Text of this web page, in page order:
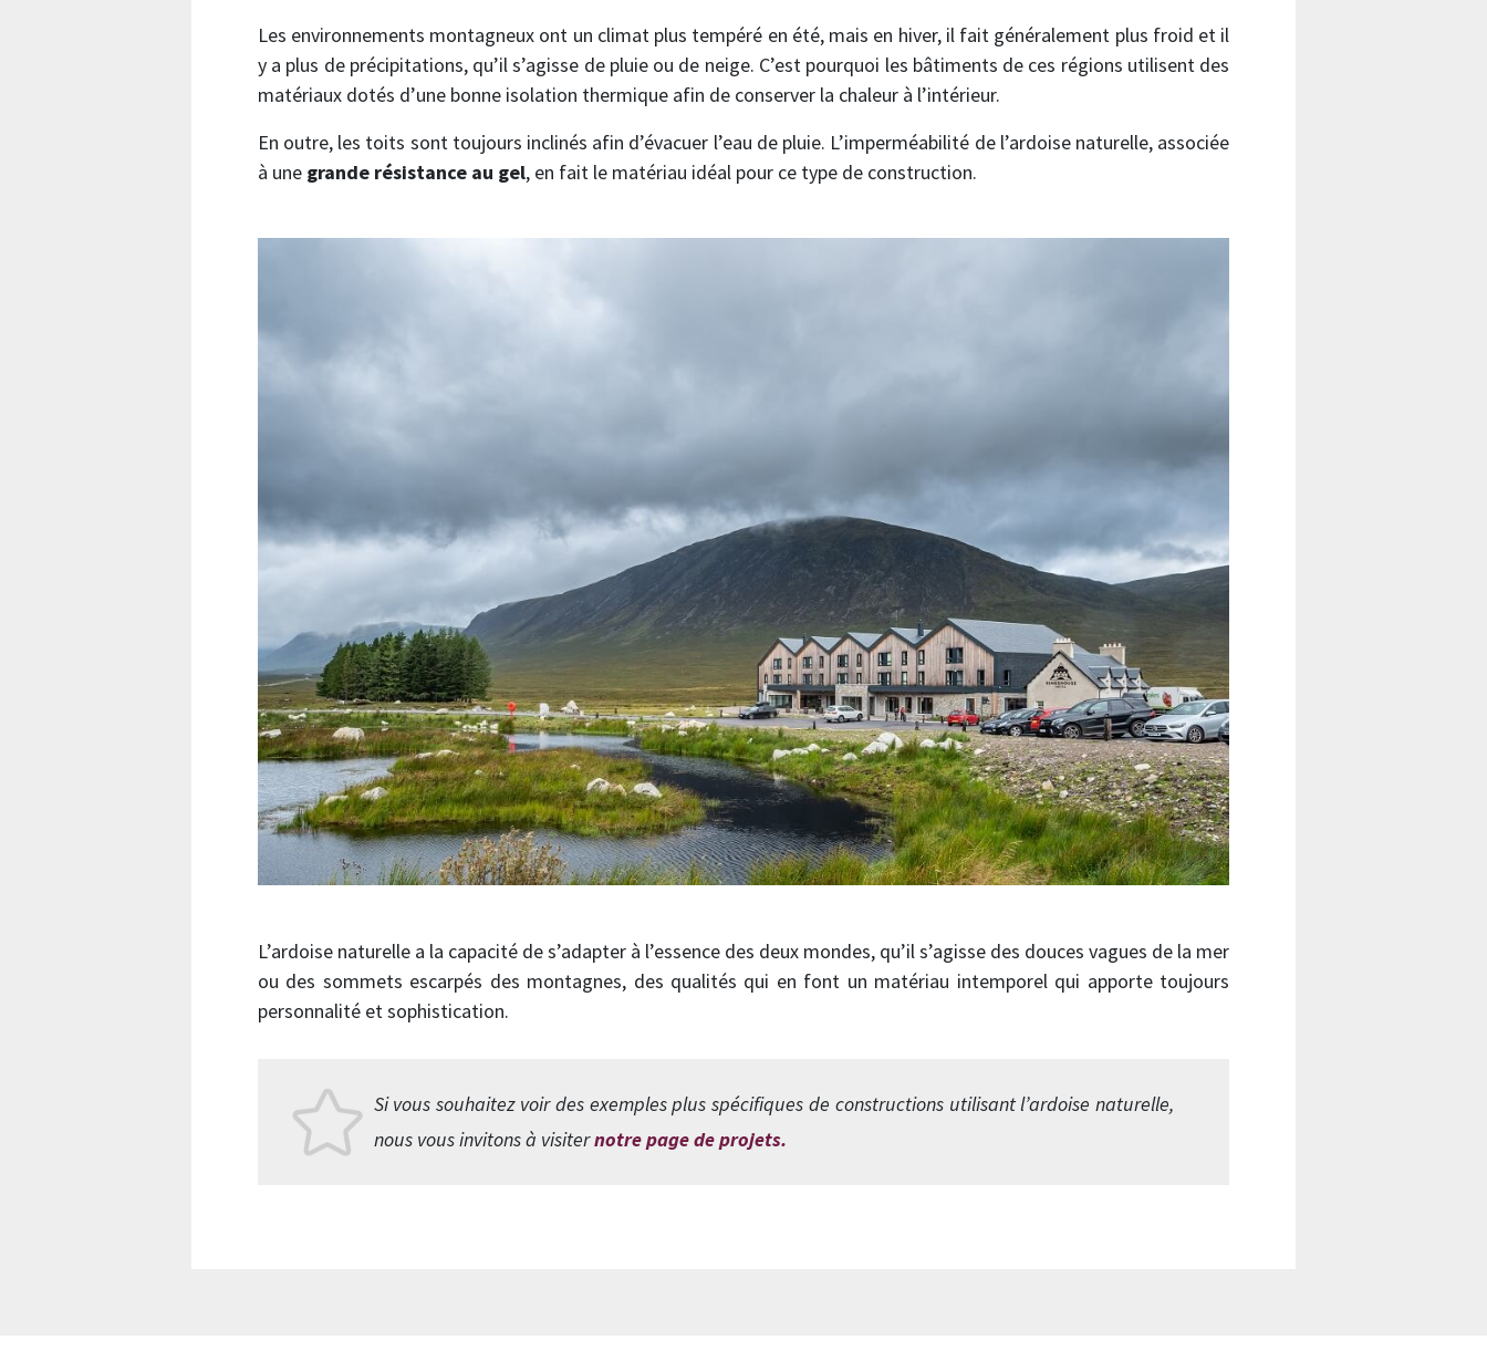
Les environnements montagneux ont un climat plus tempéré en été, mais en hiver, il fait généralement plus froid et il
y a plus de précipitations, qu’il s’agisse de pluie ou de neige. C’est pourquoi les bâtiments de ces régions utilisent des
matériaux dotés d’une bonne isolation thermique afin de conserver la chaleur à l’intérieur.
En outre, les toits sont toujours inclinés afin d’évacuer l’eau de pluie. L’imperméabilité de l’ardoise naturelle, associée
à une grande résistance au gel, en fait le matériau idéal pour ce type de construction.
L’ardoise naturelle a la capacité de s’adapter à l’essence des deux mondes, qu’il s’agisse des douces vagues de la mer
ou des sommets escarpés des montagnes, des qualités qui en font un matériau intemporel qui apporte toujours
personnalité et sophistication.
Si vous souhaitez voir des exemples plus spécifiques de constructions utilisant l’ardoise naturelle,
nous vous invitons à visiternotre page de projets.